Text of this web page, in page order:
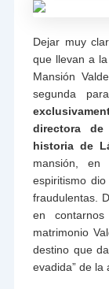
Dejar muy
que llevan a
Mansión
segunda
directora
historia de
mansión,
espiritismo
fraudulentas.
en
matrimonio
destino que
evadida” de la